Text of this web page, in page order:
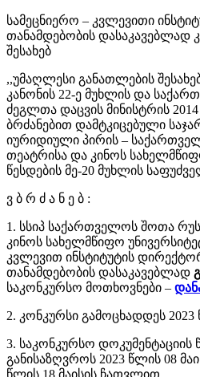
სამეცნიერო – კვლევითი
თანამდებობის დასაკავებლად
შესახებ
,,უმაღლესი განათლების
კანონის 22-ე მუხლის და
ძეგლთა დაცვის მინისტრის
ბრძანებით დამტკიცებული
იურიდიული პირის –
თეატრისა და კინოს
წესდების მე-20 მუხლის
ვ ბ რ ძ ა ნ ე ბ :
1. სსიპ საქართველოს შოთა
კინოს სახელმწიფო
კვლევით ინსტიტუტის
თანამდებობის დასაკავებლად
საკონკურსო მოთხოვნები –
2. კონკურსი გამოცხადდეს
3. საკონკურსო დოკუმენტაციის
განისაზღვროს 2023 წლის 08
წლის 18 მაისის ჩათვლით.